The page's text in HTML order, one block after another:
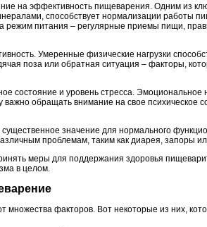
на эффективность пищеварения. Одним из
способствует нормализации работы
режим питания – регулярные приемы пищи,
Умеренные физические нагрузки
поза или обратная ситуация – факторы,
состояние и уровень стресса. Эмоциональное
обращать внимание на свое психическое
значение для нормального
проблемам, таким как диарея, запоры
меры для поддержания здоровья
в целом.
множества факторов. Вот некоторые из них,